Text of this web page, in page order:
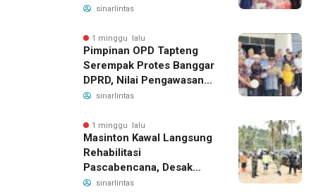
Bantuan dan Penanganan
sinarlintas
1 minggu lalu
Pimpinan OPD Tapteng
Serempak Protes Banggar
DPRD, Nilai Pengawasan
Bergeser Jadi
Intimidasi
sinarlintas
1 minggu lalu
Masinton Kawal Langsung
Rehabilitasi
Pascabencana, Desak
Penyelesaian Sabo Dam
sinarlintas